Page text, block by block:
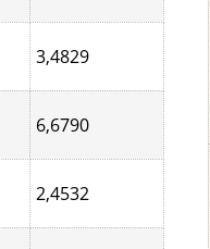
3,4829
6,6790
2,4532